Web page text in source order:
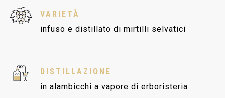
VARIETÀ
infuso e distillato di mirtilli selvatici
DISTILLAZIONE
in alambicchi a vapore di erboristeria